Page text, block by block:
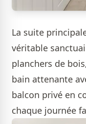
La suite
véritable
planchers de
bain attenante
balcon privé en
chaque journée